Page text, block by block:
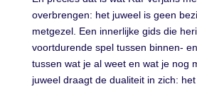
overbrengen: het juweel is geen
metgezel. Een innerlijke gids die
voortdurende spel tussen binnen-
tussen wat je al weet en wat je nog
juweel draagt de dualiteit in zich: